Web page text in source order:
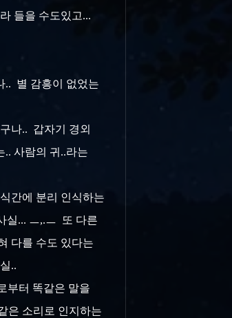
들을 수도있고...
.. 별 감흥이 없었는
나.. 갑자기 경외
사람의 귀..라는
간에 분리 인식하는
실... ㅡ,.ㅡ 또 다른
다를 수도 있다는
..
부터 똑같은 말을
은 소리로 인지하는